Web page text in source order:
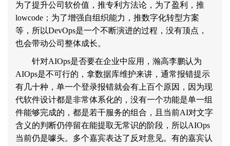
为了提升公司软价值，推专利方法论，为了盈利，推
lowcode ；为了增强自组织能力，推数字化转型方案
等，所以DevOps是一个不断演进的过程，没有顶点，
也会带动公司整体成长。
针对AIOps是否要在企业中应用，瀚高李鹏认为
AIOps是不可行的，拿数据库维护来讲，通常报错提示
有几十种，单一个登录报错就会有上百个原因，因为现
代软件设计都是非常体系化的，没有一个功能是单一组
件能够完成的，都是若干服务的组合，且当前AI对文字
含义的判断仍停留在能提取无常识的阶段，所以AIOps
当前仍是噱头。多个嘉宾表达了反对意见。有的嘉宾认